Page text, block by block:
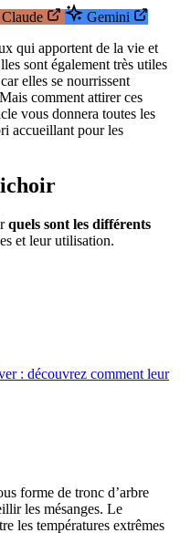
Claude
Gemini
qui apportent de la vie et
sont également très utiles
elles se nourrissent
comment attirer ces
vous donnera toutes les
accueillant pour les
quels sont les différents
et leur utilisation.
: découvrez comment leur
forme de tronc d’arbre
les mésanges. Le
les températures extrêmes